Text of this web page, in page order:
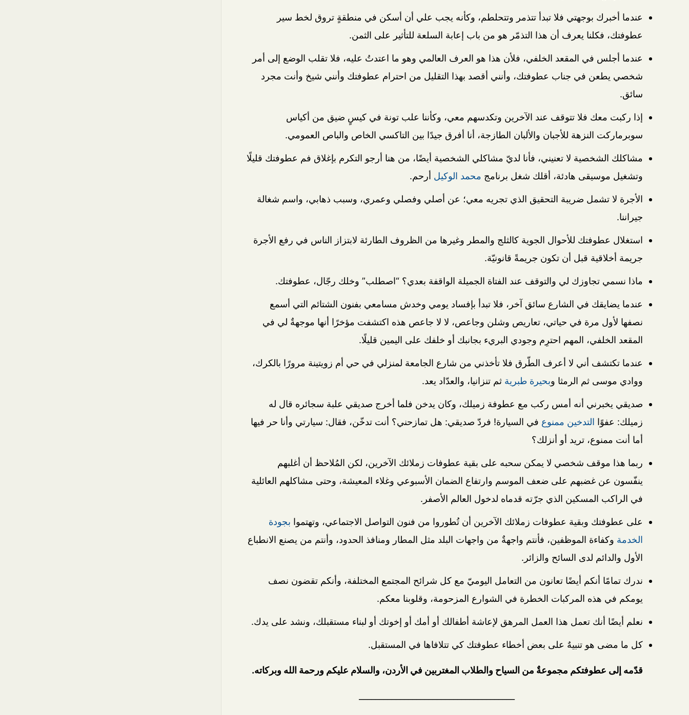
عندما أخبرك بوجهتي فلا تبدأ تتذمر وتتحلطم، وكأنه يجب علي أن أسكن في منطقةٍ تروق لخط سير
عطوفتك، فكلنا يعرف أن هذا التذمّر هو من باب إعابة السلعة للتأثير على الثمن.
عندما أجلس في المقعد الخلفي، فلأن هذا هو العرف العالمي وهو ما اعتدتُ عليه، فلا تقلب الوضع إلى أمر
شخصي يطعن في جناب عطوفتك، وأنني أقصد بهذا التقليل من احترام عطوفتك وأنني شيخ وأنت مجرد
سائق.
إذا ركبت معك فلا تتوقف عند الآخرين وتكدسهم معي، وكأننا علب تونة في كيسٍ ضيق من أكياس
سوبرماركت النزهة للأجبان والألبان الطازجة، أنا أفرق جيدًا بين التاكسي الخاص والباص العمومي.
مشاكلك الشخصية لا تعنيني، فأنا لديّ مشاكلي الشخصية أيضًا، من هنا أرجو التكرم بإغلاق فم عطوفتك قليلًا
وتشغيل موسيقى هادئة، أقلك شغل برنامج محمد الوكيل أرحم.
الأجرة لا تشمل ضريبة التحقيق الذي تجريه معي؛ عن أصلي وفصلي وعمري، وسبب ذهابي، واسم شغالة
جيراننا.
استغلال عطوفتك للأحوال الجوية كالثلج والمطر وغيرها من الظروف الطارئة لابتزاز الناس في رفع الأجرة
جريمة أخلاقية قبل أن تكون جريمةً قانونيّة.
ماذا نسمي تجاوزك لي والتوقف عند الفتاة الجميلة الواقفة بعدي؟ “اصطلب” وخلك رجّال، عطوفتك.
عندما يضايقك في الشارع سائق آخر، فلا تبدأ بإفساد يومي وخدش مسامعي بفنون الشتائم التي أسمع
نصفها لأول مرة في حياتي، تعاريص وشلن وجاعص، لا لا جاعص هذه اكتشفت مؤخرًا أنها موجهةٌ لي في
المقعد الخلفي، المهم احترِم وجودي البريء بجانبك أو خلفك على اليمين قليلًا.
عندما تكتشف أني لا أعرف الطّرق فلا تأخذني من شارع الجامعة لمنزلي في حي أم زويتينة مرورًا بالكرك،
ووادي موسى ثم الرمثا وبحيرة طبرية ثم تنزانيا، والعدّاد يعد.
صديقي يخبرني أنه أمس ركب مع عطوفة زميلك، وكان يدخن فلما أخرج صديقي علبة سجائره قال له
زميلك: عفوًا التدخين ممنوع في السيارة! فردّ صديقي: هل تمازحني؟ أنت تدخّن، فقال: سيارتي وأنا حر فيها
أما أنت ممنوع، تريد أو أنزلك؟
ربما هذا موقف شخصي لا يمكن سحبه على بقية عطوفات زملائك الآخرين، لكن المُلاحظ أن أغلبهم
ينفّسون عن غضبهم على ضعف الموسم وارتفاع الضمان الأسبوعي وغلاء المعيشة، وحتى مشاكلهم العائلية
في الراكب المسكين الذي جرّته قدماه لدخول العالم الأصفر.
على عطوفتك وبقية عطوفات زملائك الآخرين أن تُطوروا من فنون التواصل الاجتماعي، وتهتموا بجودة
الخدمة وكفاءة الموظفين، فأنتم واجهةٌ من واجهات البلد مثل المطار ومنافذ الحدود، وأنتم من يصنع الانطباع
الأول والدائم لدى السائح والزائر.
ندرك تمامًا أنكم أيضًا تعانون من التعامل اليوميّ مع كل شرائح المجتمع المختلفة، وأنكم تقضون نصف
يومكم في هذه المركبات الخطرة في الشوارع المزحومة، وقلوبنا معكم.
نعلم أيضًا أنك تعمل هذا العمل المرهق لإعاشة أطفالك أو أمك أو إخوتك أو لبناء مستقبلك، ونشد على يدك.
كل ما مضى هو تنبيهٌ على بعض أخطاء عطوفتك كي تتلافاها في المستقبل.
قدّمه إلى عطوفتكم مجموعةٌ من السياح والطلاب المغتربين في الأردن، والسلام عليكم ورحمة الله وبركاته.